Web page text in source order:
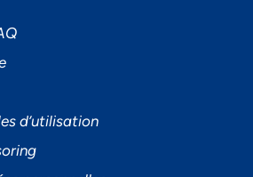
d’utilisation
Préférences